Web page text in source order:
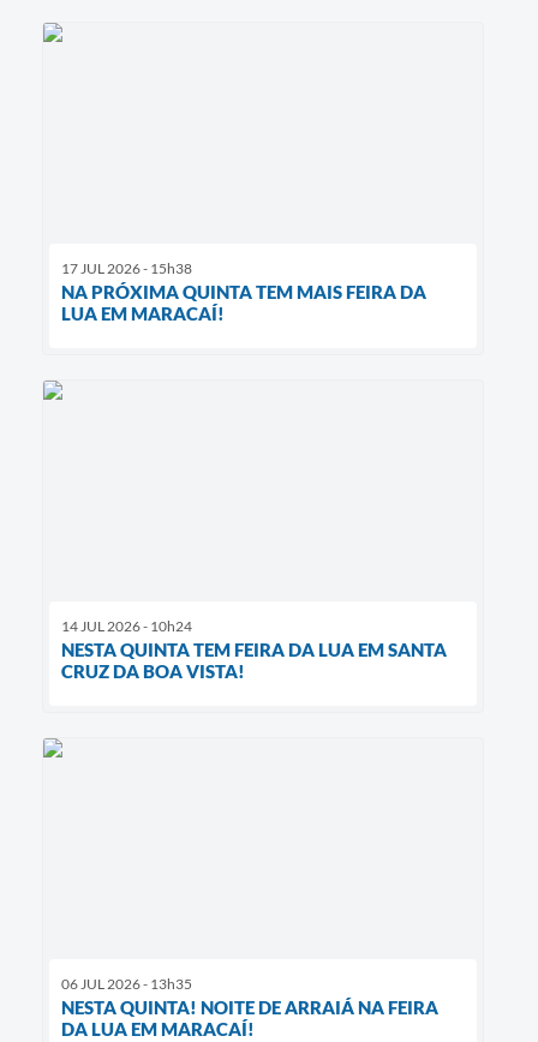
17 JUL 2026 - 15h38
NA PRÓXIMA QUINTA TEM MAIS FEIRA DA
LUA EM MARACAÍ!
14 JUL 2026 - 10h24
NESTA QUINTA TEM FEIRA DA LUA EM SANTA
CRUZ DA BOA VISTA!
06 JUL 2026 - 13h35
NESTA QUINTA! NOITE DE ARRAIÁ NA FEIRA
DA LUA EM MARACAÍ!